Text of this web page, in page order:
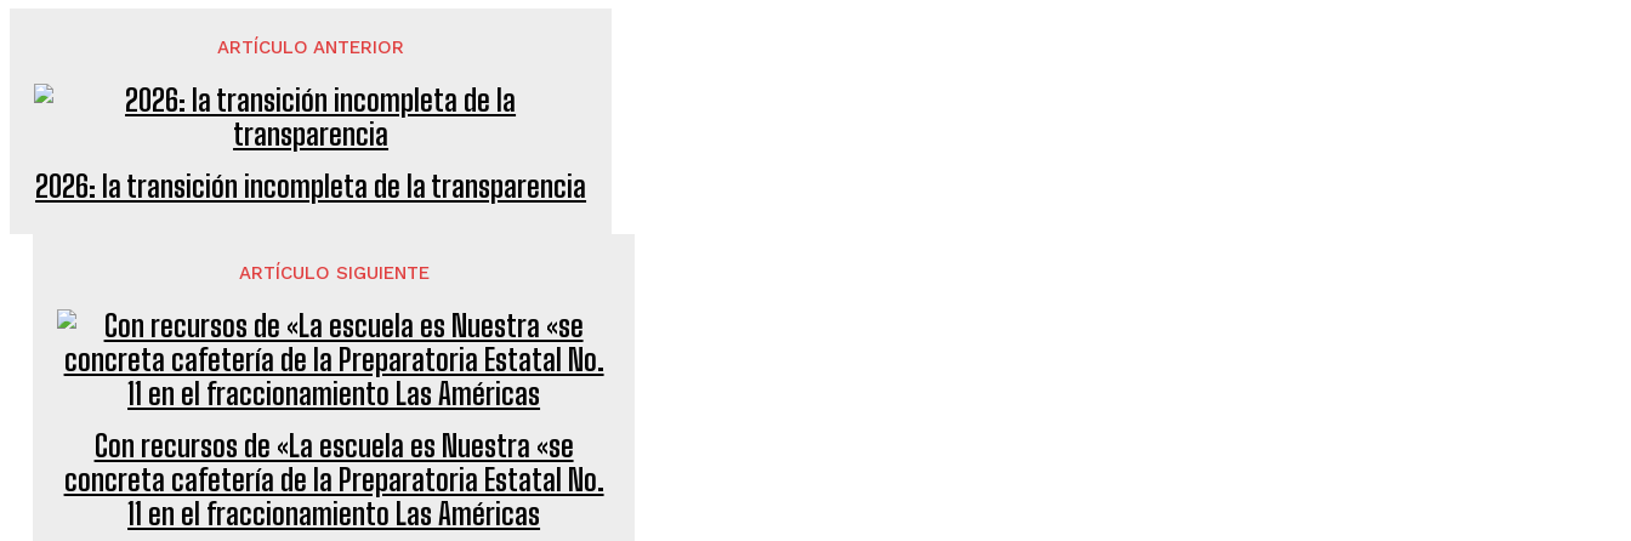
ARTÍCULO ANTERIOR
2026: la transición incompleta de la transparencia
ARTÍCULO SIGUIENTE
Con recursos de «La escuela es Nuestra «se
concreta cafetería de la Preparatoria Estatal No.
11 en el fraccionamiento Las Américas